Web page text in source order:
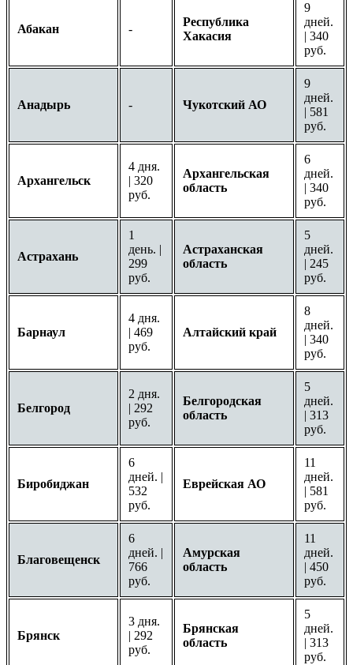
Абакан -
Республика
Хакасия
9
дней.
| 340
руб.
Анадырь - Чукотский АО
9
дней.
| 581
руб.
Архангельск
4 дня.
| 320
руб.
Архангельская
область
6
дней.
| 340
руб.
Астрахань
1
день. |
299
руб.
Астраханская
область
5
дней.
| 245
руб.
Барнаул
4 дня.
| 469
руб.
Алтайский край
8
дней.
| 340
руб.
Белгород
2 дня.
| 292
руб.
Белгородская
область
5
дней.
| 313
руб.
Биробиджан
6
дней. |
532
руб.
Еврейская АО
11
дней.
| 581
руб.
Благовещенск
6
дней. |
766
руб.
Амурская
область
11
дней.
| 450
руб.
Брянск
3 дня.
| 292
руб.
Брянская
область
5
дней.
| 313
руб.